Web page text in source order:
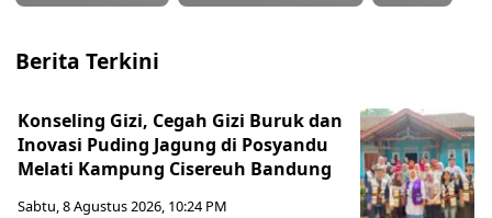
Berita Terkini
Konseling Gizi, Cegah Gizi Buruk dan
Inovasi Puding Jagung di Posyandu
Melati Kampung Cisereuh Bandung
Sabtu, 8 Agustus 2026, 10:24 PM